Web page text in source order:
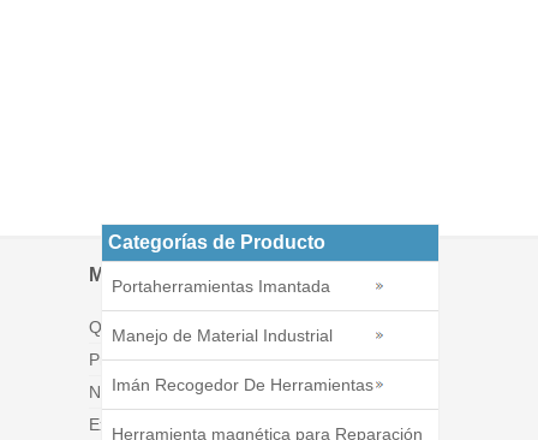
Categorías de Producto
Portaherramientas Imantada
Manejo de Material Industrial
Imán Recogedor De Herramientas
Herramienta magnética para Reparación
Menú
Quiénes somos
Productos
Noticias
Exposiciones